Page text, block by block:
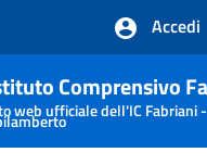
Accedi
navigazione
Comprensivo
web ufficiale dell'IC Fabriani -